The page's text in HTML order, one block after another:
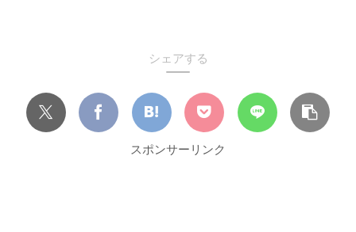
シェアする
スポンサーリンク